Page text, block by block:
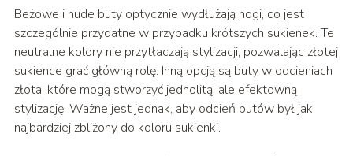
Beżowe i nude buty optycznie wydłużają nogi, co jest
szczególnie przydatne w przypadku krótszych sukienek. Te
neutralne kolory nie przytłaczają stylizacji, pozwalając złotej
sukience grać główną rolę. Inną opcją są buty w odcieniach
złota, które mogą stworzyć jednolitą, ale efektowną
stylizację. Ważne jest jednak, aby odcień butów był jak
najbardziej zbliżony do koloru sukienki.